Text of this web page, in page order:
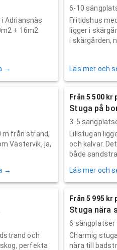
Adriansnäs
+ 16m2
→
6-10
Fritidshus
ligger i
i skärgården,
Läs mer och
m från strand,
Västervik, ja,
→
Från 5 500 kr
Stuga på
3-5
Lillstugan
och kalvar.
både
Läs mer och
och
perfekta
Från 5 995 kr
Stuga nära
6 sängplatser
Charmig
nära till